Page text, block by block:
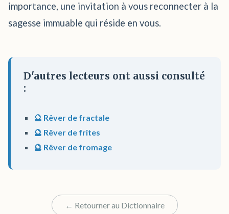
importance, une invitation à vous reconnecter à la
sagesse immuable qui réside en vous.
D'autres lecteurs ont aussi consulté
:
🔮 Rêver de fractale
🔮 Rêver de frites
🔮 Rêver de fromage
← Retourner au Dictionnaire